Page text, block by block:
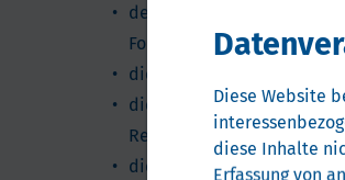
der Ausbau und die
Forschungseinrichtungen,
die Forcierung und
die Unterstützung
Regulation, MDR),
die Verbesserung der
Diese Website
diese Inhalte
Erfassung von